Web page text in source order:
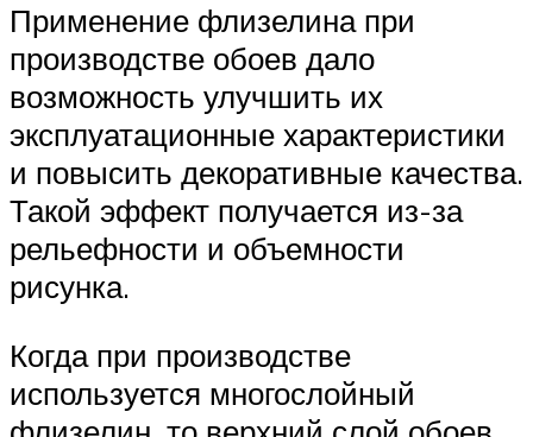
Применение флизелина при
производстве обоев дало
возможность улучшить их
эксплуатационные характеристики
и повысить декоративные качества.
Такой эффект получается из-за
рельефности и объемности
рисунка.
Когда при производстве
используется многослойный